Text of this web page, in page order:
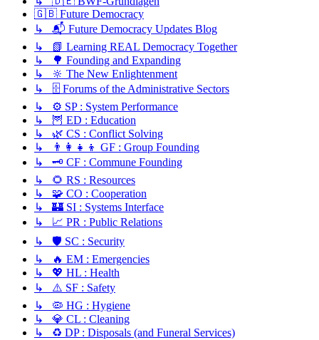
🇬🇧 Future Democracy
↳ 📬 Future Democracy Updates Blog
↳ 📗 Learning REAL Democracy Together
↳ 🌳 Founding and Expanding
↳ 🔆 The New Enlightenment
↳ 🗄️ Forums of the Administrative Sectors
↳ ⚙️ SP : System Performance
↳ 🦉 ED : Education
↳ 🌿 CS : Conflict Solving
↳ 👨‍👩‍👧‍👦 GF : Group Founding
↳ 🗝️ CF : Commune Founding
↳ 🌻 RS : Resources
↳ 🧩 CO : Cooperation
↳ 🏰 SI : Systems Interface
↳ 📈 PR : Public Relations
↳ 🛡️ SC : Security
↳ 🔥 EM : Emergencies
↳ 💖 HL : Health
↳ ⚠️ SF : Safety
↳ 🦠 HG : Hygiene
↳ 💎 CL : Cleaning
↳ ♻️ DP : Disposals (and Funeral Services)